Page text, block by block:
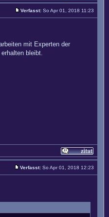
Verfasst: So Apr 01, 2018 11:23
mit Experten der
bleibt.
Verfasst: So Apr 01, 2018 12:23